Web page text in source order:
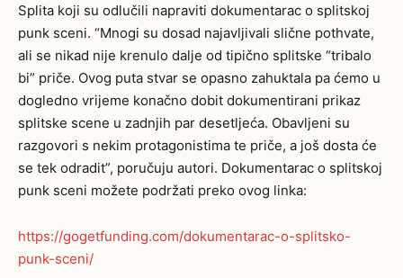
Splita koji su odlučili napraviti dokumentarac o splitskoj
punk sceni. “Mnogi su dosad najavljivali slične pothvate,
ali se nikad nije krenulo dalje od tipično splitske “tribalo
bi” priče. Ovog puta stvar se opasno zahuktala pa ćemo u
dogledno vrijeme konačno dobit dokumentirani prikaz
splitske scene u zadnjih par desetljeća. Obavljeni su
razgovori s nekim protagonistima te priče, a još dosta će
se tek odradit”, poručuju autori. Dokumentarac o splitskoj
punk sceni možete podržati preko ovog linka:
https://gogetfunding.com/dokumentarac-o-splitsko-
punk-sceni/